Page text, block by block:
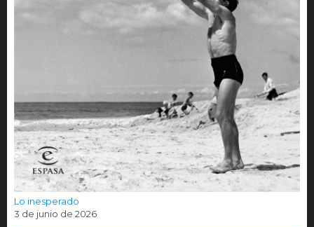
Lo inesperado
3 de junio de 2026